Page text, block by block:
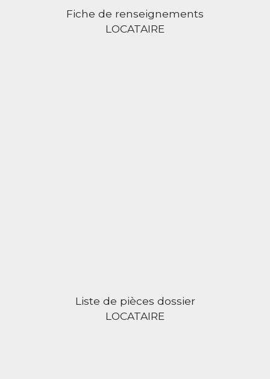
Fiche de renseignements
LOCATAIRE
Liste de pièces dossier
LOCATAIRE